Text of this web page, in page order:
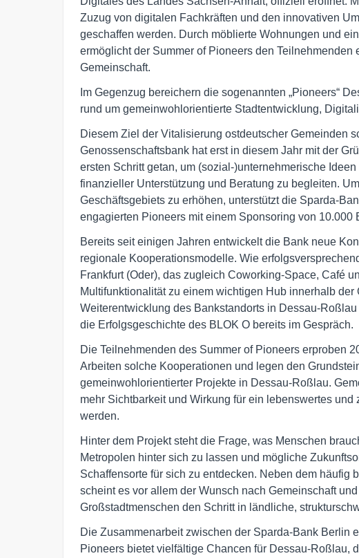
Zuzug von digitalen Fachkräften und den innovativen
geschaffen werden. Durch möblierte Wohnungen und
ermöglicht der Summer of Pioneers den
Gemeinschaft.
Im Gegenzug bereichern die sogenannten „Pioneers“
rund um gemeinwohlorientierte Stadtentwicklung,
Diesem Ziel der Vitalisierung ostdeutscher Gemeinden
Genossenschaftsbank hat erst in diesem Jahr mit der
ersten Schritt getan, um (sozial-)unternehmerische
finanzieller Unterstützung und Beratung zu begleiten.
Geschäftsgebiets zu erhöhen, unterstützt die Sparda-
engagierten Pioneers mit einem Sponsoring von 10.000
Bereits seit einigen Jahren entwickelt die Bank neue
regionale Kooperationsmodelle. Wie
Frankfurt (Oder), das zugleich Coworking-Space, Café
Multifunktionalität zu einem wichtigen Hub innerhalb der
Weiterentwicklung des Bankstandorts in Dessau-
die Erfolgsgeschichte des BLOK O bereits im Gespräch.
Die Teilnehmenden des Summer of Pioneers erproben
Arbeiten solche Kooperationen und legen den
gemeinwohlorientierter Projekte in Dessau-Roßlau.
mehr Sichtbarkeit und Wirkung für ein lebenswertes
werden.
Hinter dem Projekt steht die Frage, was Menschen
Metropolen hinter sich zu lassen und mögliche
Schaffensorte für sich zu entdecken. Neben dem häufig
scheint es vor allem der Wunsch nach Gemeinschaft
Großstadtmenschen den Schritt in ländliche,
Die Zusammenarbeit zwischen der Sparda-Bank Berlin
Pioneers bietet vielfältige Chancen für Dessau-Roßlau,